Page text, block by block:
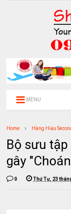
MENU
Home Hàng Hiệu
Bộ sưu
gây
0 Thứ Tư, 23